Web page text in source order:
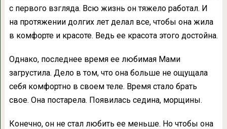
с первого взгляда. Всю жизнь он тяжело работал. И
на протяжении долгих лет делал все, чтобы она жила
в комфорте и красоте. Ведь ее красота этого достойна.
Однако, последнее время ее любимая Мами
загрустила. Дело в том, что она больше не ощущала
себя комфортно в своем теле. Время стало брать
свое. Она постарела. Появилась седина, морщины.
Конечно, он не стал любить ее меньше. Но чтобы она